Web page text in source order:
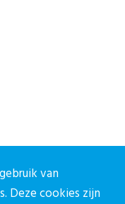
van
Deze cookies zijn